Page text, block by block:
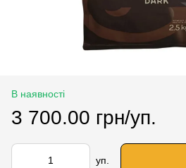
В наявності
3 700.00 грн/уп.
уп.